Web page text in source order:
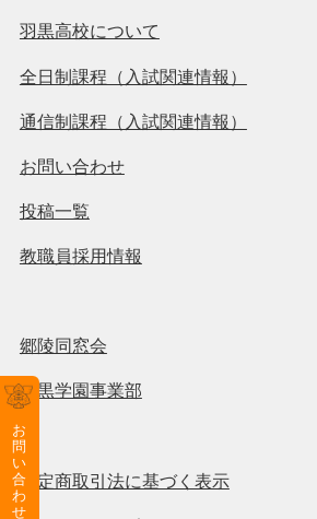
お
問
い
合
わ
せ
羽黒高校について
全日制課程（入試関連情報）
通信制課程（入試関連情報）
お問い合わせ
投稿一覧
教職員採用情報
郷陵同窓会
羽黒学園事業部
特定商取引法に基づく表示